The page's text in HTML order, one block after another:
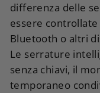
differenza delle
essere
Bluetooth o altri
Le serrature
senza chiavi, il
temporaneo